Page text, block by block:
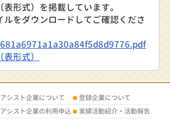
形式）を掲載しています。
をダウンロードしてご確認くださ
形式）
アシスト企業について
登録企業について
アシスト企業の利用申込
実績活動紹介・活動報告